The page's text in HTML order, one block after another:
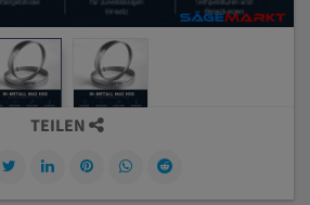
TEILEN